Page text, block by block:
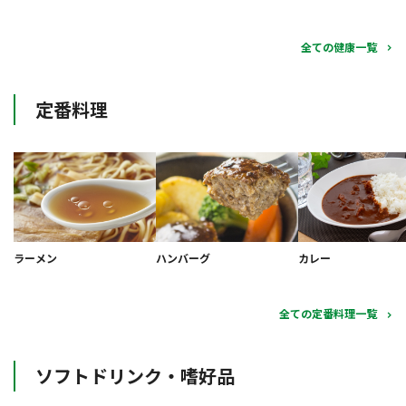
全ての健康一覧
定番料理
ラーメン ハンバーグ カレー
全ての定番料理一覧
ソフトドリンク・嗜好品